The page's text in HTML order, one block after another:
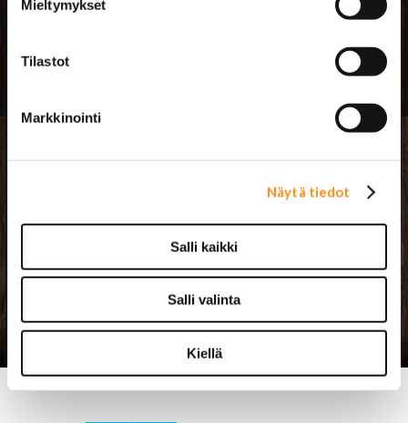
Mieltymykset
Tilastot
Markkinointi
Näytä tiedot
Salli kaikki
Salli valinta
Kiellä
Lahjatavarat & sisustus